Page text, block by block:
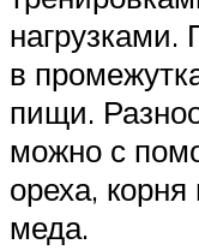
нагрузками.
в
пищи.
можно с
ореха,
меда.